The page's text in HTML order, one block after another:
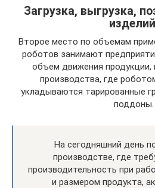
Загрузка, выгрузка,
Второе место по объемам
роботов занимают
объем движения продукции,
производства, где
укладываются тарированные
поддоны.
На сегодняшний день
производстве, где
производительность при
и размером продукта,